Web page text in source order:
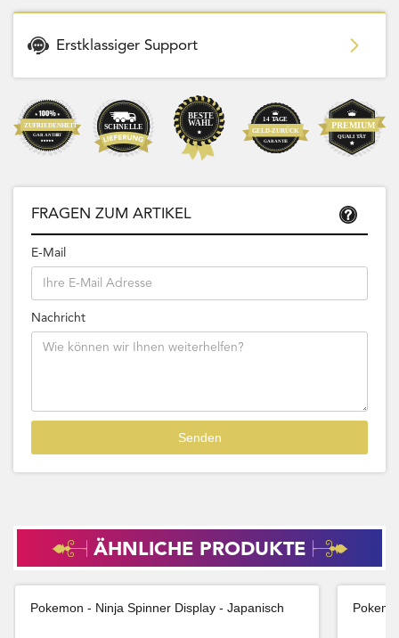
Erstklassiger Support
FRAGEN ZUM ARTIKEL
E-Mail
Nachricht
ÄHNLICHE PRODUKTE
Pokemon - Ninja Spinner Display - Japanisch